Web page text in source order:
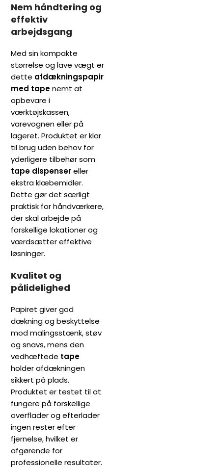
Nem håndtering og
effektiv
arbejdsgang
Med sin kompakte
størrelse og lave vægt er
dette afdækningspapir
med tapenemt at
opbevare i
værktøjskassen,
varevognen eller på
lageret. Produktet er klar
til brug uden behov for
yderligere tilbehør som
tape dispensereller
ekstra klæbemidler.
Dette gør det særligt
praktisk for håndværkere,
der skal arbejde på
forskellige lokationer og
værdsætter effektive
løsninger.
Kvalitet og
pålidelighed
Papiret giver god
dækning og beskyttelse
mod malingsstænk, støv
og snavs, mens den
vedhæftede tape
holder afdækningen
sikkert på plads.
Produktet er testet til at
fungere på forskellige
overflader og efterlader
ingen rester efter
fjernelse, hvilket er
afgørende for
professionelle resultater.